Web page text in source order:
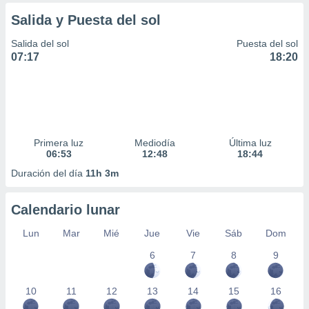
contenido
medir el
el
a través
uso de
Salida y Puesta del sol
Salida del sol
07:17
Puesta del sol
18:20
Primera luz
06:53
Mediodía
12:48
Última luz
18:44
Duración del día 11h 3m
Calendario lunar
Lun Mar Mié Jue Vie Sáb
Dom
6
7 8 9
10 11 12 13 14 15 16